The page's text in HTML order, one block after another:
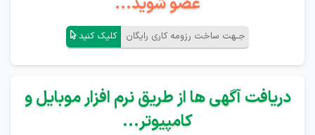
جـهت ساخت رزومه کاری رایگان کلیک کنید
دریافت آگهی ها از طریق نرم افزار موبایل و
کامپیوتر...